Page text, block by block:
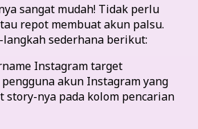
sangat mudah! Tidak perlu
repot membuat akun palsu.
sederhana berikut:
Instagram target
akun Instagram yang
story-nya pada kolom pencarian